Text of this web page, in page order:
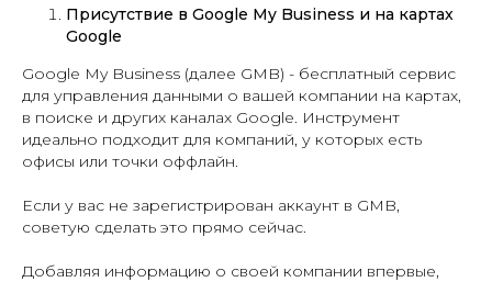
Присутствие в Google My Business и на картах
Google
Google My Business (далее GMB) - бесплатный сервис
для управления данными о вашей компании на картах,
в поиске и других каналах Google. Инструмент
идеально подходит для компаний, у которых есть
офисы или точки оффлайн.
Если у вас не зарегистрирован аккаунт в GMB,
советую сделать это прямо сейчас.
Добавляя информацию о своей компании впервые,